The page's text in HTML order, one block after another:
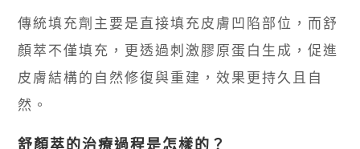
傳統填充劑主要是直接填充皮膚凹陷部位，而舒
顏萃不僅填充，更透過刺激膠原蛋白生成，促進
皮膚結構的自然修復與重建，效果更持久且自
然。
舒顏萃的治療過程是怎樣的？